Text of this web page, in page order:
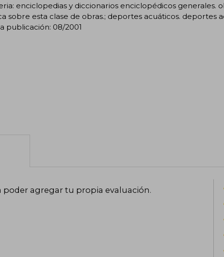
enciclopedias y diccionarios enciclopédicos generales.
sobre esta clase de obras.; deportes acuáticos. deportes
publicación: 08/2001
poder agregar tu propia evaluación.